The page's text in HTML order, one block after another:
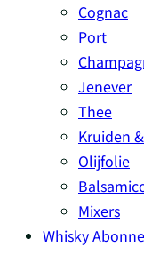
Cognac
Port
Jenever
Thee
Kruiden
Olijfolie
Mixers
Whisky